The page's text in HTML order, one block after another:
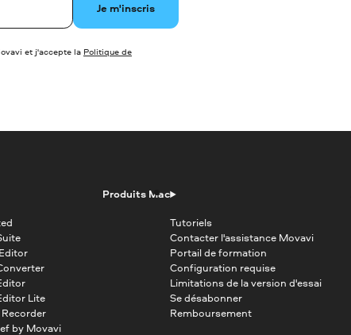
Je m'inscris
et j'accepte la Politique de
Produits Mac
Lite
by Movavi
Tutoriels
Contacter l'assistance Movavi
Portail de formation
Configuration requise
Limitations de la version d'essai
Se désabonner
Remboursement